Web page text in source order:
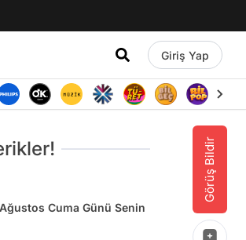
Giriş Yap
Görüş Bildir
Cuma Günü Senin